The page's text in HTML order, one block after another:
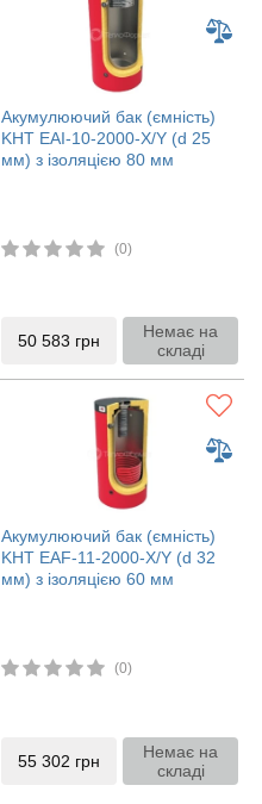
Акумулюючий бак (ємність)
KHT EAI-10-2000-X/Y (d 25
мм) з ізоляцією 80 мм
(0)
50 583 грн
Немає на
складі
Акумулюючий бак (ємність)
KHT EAF-11-2000-X/Y (d 32
мм) з ізоляцією 60 мм
(0)
55 302 грн
Немає на
складі